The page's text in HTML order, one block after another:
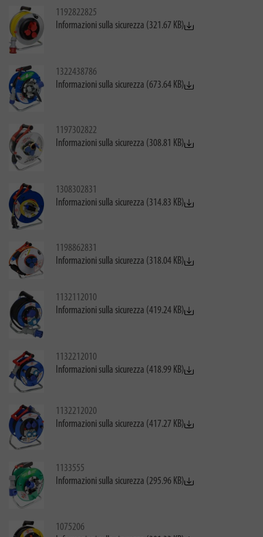
1192822825
Informazioni sulla sicurezza (321.67 KB)
1322438786
Informazioni sulla sicurezza (673.64 KB)
1197302822
Informazioni sulla sicurezza (308.81 KB)
1308302831
Informazioni sulla sicurezza (314.83 KB)
1198862831
Informazioni sulla sicurezza (318.04 KB)
1132112010
Informazioni sulla sicurezza (419.24 KB)
1132212010
Informazioni sulla sicurezza (418.99 KB)
1132212020
Informazioni sulla sicurezza (417.27 KB)
1133555
Informazioni sulla sicurezza (295.96 KB)
1075206